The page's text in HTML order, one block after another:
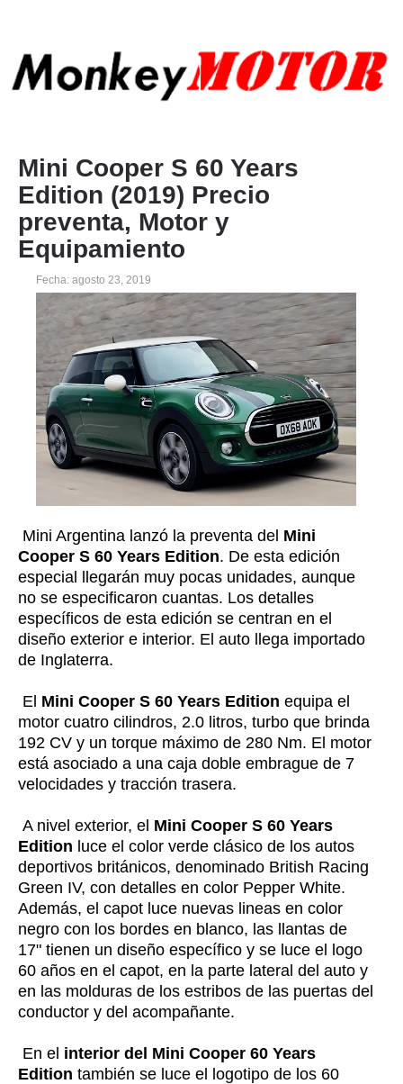
Mini Cooper S 60 Years
Edition (2019) Precio
preventa, Motor y
Equipamiento
Fecha: agosto 23, 2019
Mini Argentina lanzó la preventa del Mini
Cooper S 60 Years Edition. De esta edición
especial llegarán muy pocas unidades, aunque
no se especificaron cuantas. Los detalles
específicos de esta edición se centran en el
diseño exterior e interior. El auto llega importado
de Inglaterra.
El Mini Cooper S 60 Years Edition equipa el
motor cuatro cilindros, 2.0 litros, turbo que brinda
192 CV y un torque máximo de 280 Nm. El motor
está asociado a una caja doble embrague de 7
velocidades y tracción trasera.
A nivel exterior, el Mini Cooper S 60 Years
Edition luce el color verde clásico de los autos
deportivos británicos, denominado British Racing
Green IV, con detalles en color Pepper White.
Además, el capot luce nuevas lineas en color
negro con los bordes en blanco, las llantas de
17" tienen un diseño específico y se luce el logo
60 años en el capot, en la parte lateral del auto y
en las molduras de los estribos de las puertas del
conductor y del acompañante.
En el interior del Mini Cooper 60 Years
Edition también se luce el logotipo de los 60